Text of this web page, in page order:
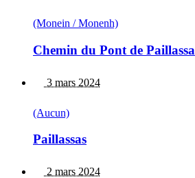
(Monein / Monenh)
Chemin du Pont de Paillassa
3 mars 2024
(Aucun)
Paillassas
2 mars 2024